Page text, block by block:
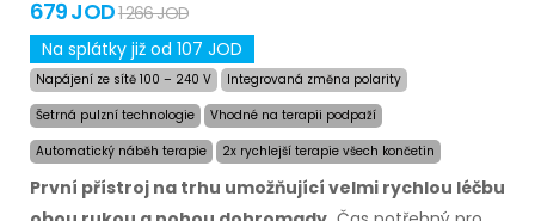
679 JOD1 266 JOD
Na splátky již od 107 JOD
Napájení ze sítě 100 – 240 V
Integrovaná změna polarity
Šetrná pulzní technologie
Vhodné na terapii podpaží
Automatický náběh terapie
2x rychlejší terapie všech končetin
První přístroj na trhu umožňující velmi rychlou léčbu